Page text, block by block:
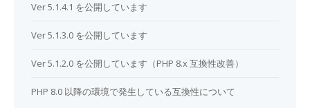
Ver 5.1.4.1 を公開しています
Ver 5.1.3.0 を公開しています
Ver 5.1.2.0 を公開しています（PHP 8.x 互換性改善）
PHP 8.0 以降の環境で発生している互換性について